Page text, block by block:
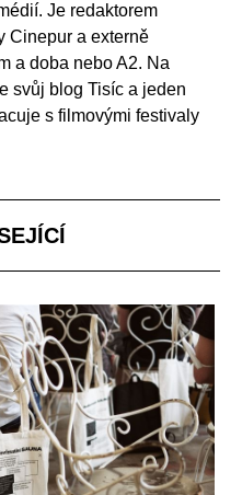
Je redaktorem
Cinepur a externě
a doba nebo A2. Na
svůj blog Tisíc a jeden
s filmovými festivaly